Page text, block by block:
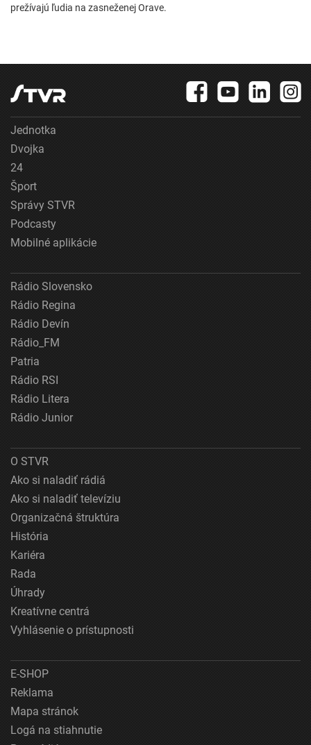
prežívajú ľudia na zasneženej Orave.
Jednotka
Dvojka
24
Šport
Správy STVR
Podcasty
Mobilné aplikácie
Rádio Slovensko
Rádio Regina
Rádio Devín
Rádio_FM
Patria
Rádio RSI
Rádio Litera
Rádio Junior
O STVR
Ako si naladiť rádiá
Ako si naladiť televíziu
Organizačná štruktúra
História
Kariéra
Rada
Úhrady
Kreatívne centrá
Vyhlásenie o prístupnosti
E-SHOP
Reklama
Mapa stránok
Logá na stiahnutie